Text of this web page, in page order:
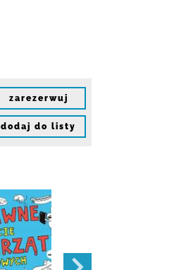
zarezerwuj
dodaj do listy